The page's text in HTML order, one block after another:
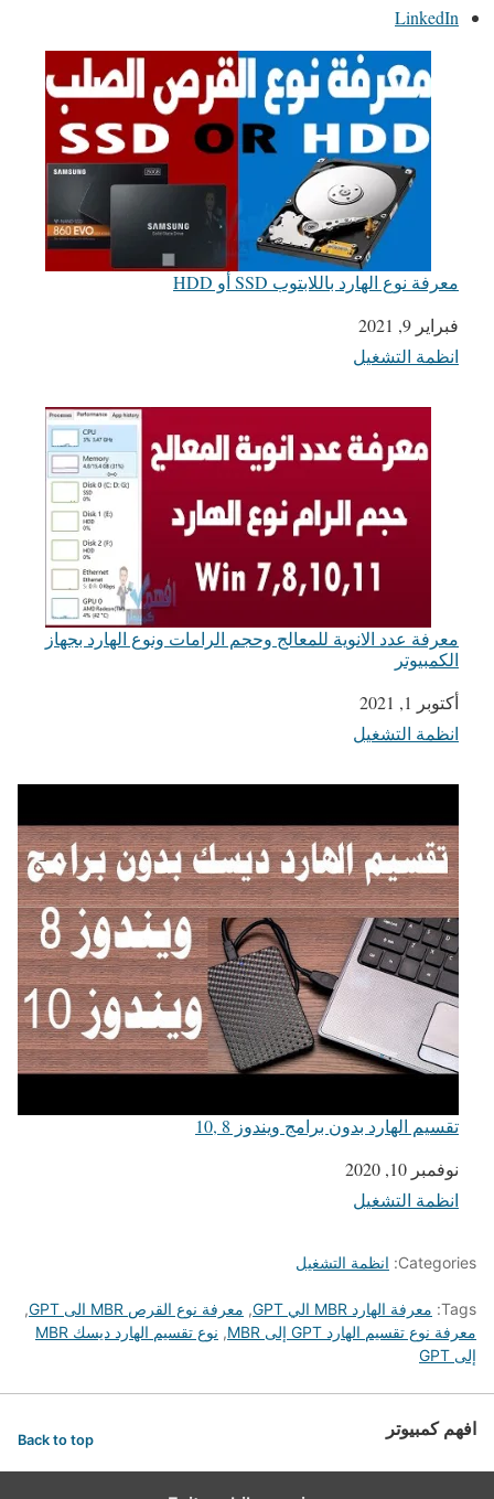
LinkedIn
معرفة نوع الهارد باللابتوب SSD أو HDD
التاريخ
فبراير 9, 2021
في ما يتعلق بما يأتي
انظمة التشغيل
معرفة عدد الانوية للمعالج وحجم الرامات ونوع الهارد بجهاز
الكمبيوتر
التاريخ
أكتوبر 1, 2021
في ما يتعلق بما يأتي
انظمة التشغيل
تقسيم الهارد بدون برامج ويندوز 8 ,10
التاريخ
نوفمبر 10, 2020
في ما يتعلق بما يأتي
انظمة التشغيل
Categories: انظمة التشغيل
Tags: معرفة الهارد MBR الي GPT , معرفة نوع القرص MBR الى GPT
,
معرفة نوع تقسيم الهارد GPT إلى MBR
,
نوع تقسيم الهارد ديسك MBR
إلى GPT
افهم كمبيوتر Back to top